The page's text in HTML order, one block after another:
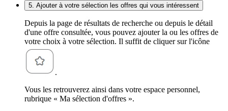
5. Ajouter à votre sélection les offres qui vous intéressent
Depuis la page de résultats de recherche ou depuis le détail
d'une offre consultée, vous pouvez ajouter la ou les offres de
votre choix à votre sélection. Il suffit de cliquer sur l'icône
.
Vous les retrouverez ainsi dans votre espace personnel,
rubrique « Ma sélection d'offres ».